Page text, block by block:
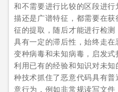
和不需要进行比较的区段进
描还是广谱特征，都需要在
征的提取，随后才能进行检
具有一定的滞后性，始终走
变种病毒和未知病毒，启发
利用已有的经验和知识对未
种技术抓住了恶意代码具有
意行为，例如非常规读写文